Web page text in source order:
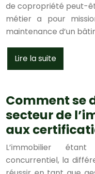
de copropriété peut-
métier a pour
maintenance d’un
Lire la suite
Comment se
secteur de
aux
L’immobilier
concurrentiel, la